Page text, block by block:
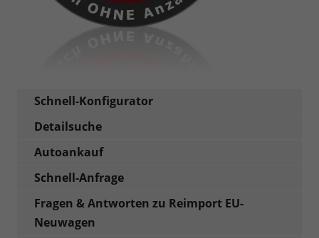
Schnell-Konfigurator
Detailsuche
Autoankauf
Schnell-Anfrage
Fragen & Antworten zu Reimport EU-
Neuwagen